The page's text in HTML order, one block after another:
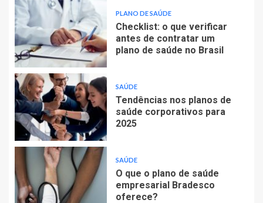
PLANO DE SAÚDE
Checklist: o que verificar
antes de contratar um
plano de saúde no Brasil
SAÚDE
Tendências nos planos de
saúde corporativos para
2025
SAÚDE
O que o plano de saúde
empresarial Bradesco
oferece?